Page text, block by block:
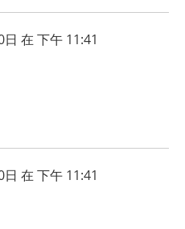
在 下午 11:41
在 下午 11:41